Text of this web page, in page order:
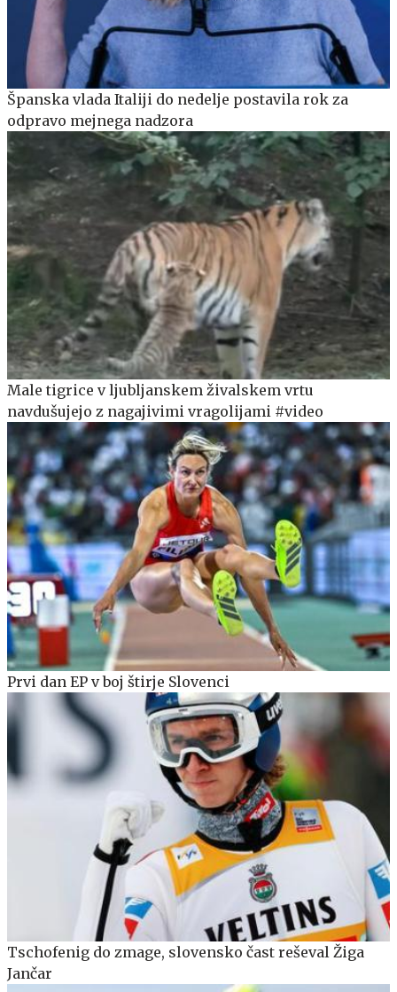
Španska vlada Italiji do nedelje postavila rok za
odpravo mejnega nadzora
Male tigrice v ljubljanskem živalskem vrtu
navdušujejo z nagajivimi vragolijami #video
Prvi dan EP v boj štirje Slovenci
Tschofenig do zmage, slovensko čast reševal Žiga
Jančar